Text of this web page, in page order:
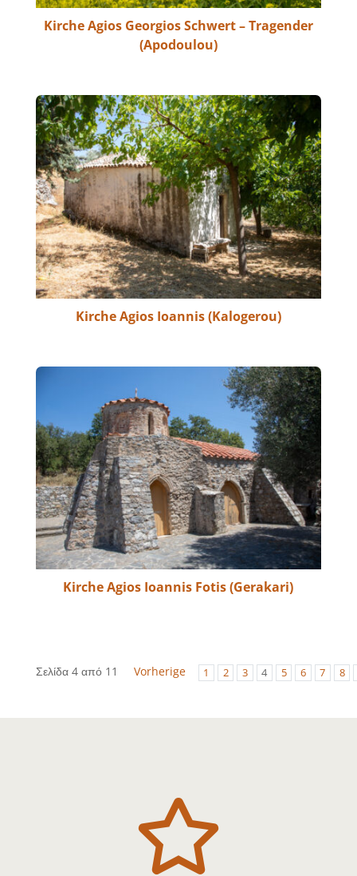
Kirche Agios Georgios Schwert – Tragender
(Apodoulou)
Kirche Agios Ioannis (Kalogerou)
Kirche Agios Ioannis Fotis (Gerakari)
Σελίδα 4 από 11 Vorherige 1 2 3 4 5 6 7 8
